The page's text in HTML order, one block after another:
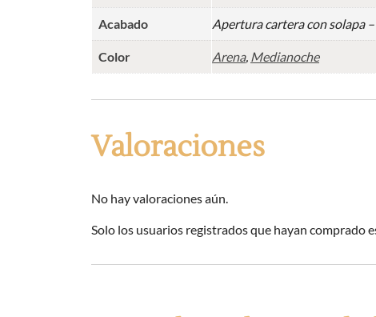
Acabado Apertura cartera con solapa
Color Arena, Medianoche
Valoraciones
No hay valoraciones aún.
Solo los usuarios registrados que hayan comprado